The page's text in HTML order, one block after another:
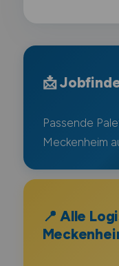
📩
Passende
Meckenheim
📍 Alle